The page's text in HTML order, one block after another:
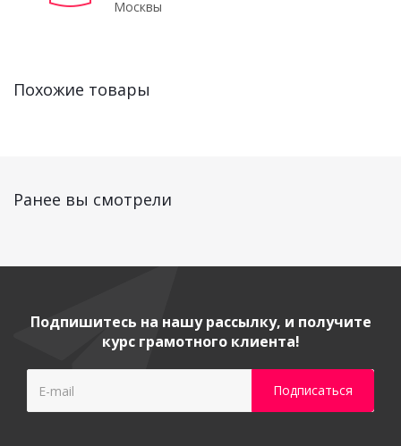
Москвы
Похожие товары
Ранее вы смотрели
Подпишитесь на нашу рассылку, и получите
курс грамотного клиента!